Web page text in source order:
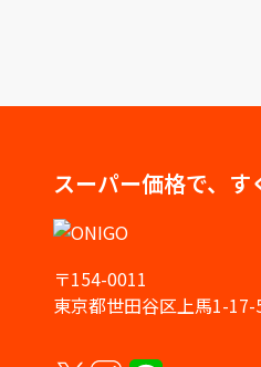
スーパー価格で、す
〒154-0011
東京都世田谷区上馬1-17-